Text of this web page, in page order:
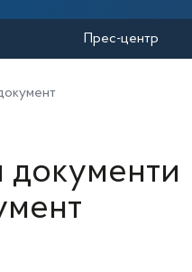
Прес-центр
документи